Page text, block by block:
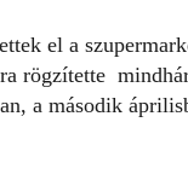
el a
rögzítette
a második